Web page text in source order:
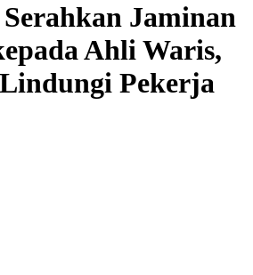
Jaminan
Ahli Waris,
Pekerja